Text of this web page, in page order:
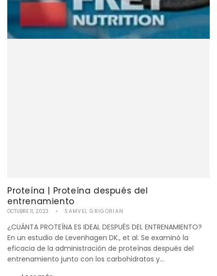
Proteína | Proteína después del
entrenamiento
OCTUBRE 11, 2023 SAMVEL GRIGORIAN
¿CUÁNTA PROTEÍNA ES IDEAL DESPUÉS DEL ENTRENAMIENTO?
En un estudio de Levenhagen DK., et al. Se examinó la
eficacia de la administración de proteínas después del
entrenamiento junto con los carbohidratos y...